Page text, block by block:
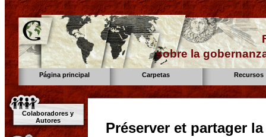
sobre la
Página principal Carpetas Recursos
Colaboradores y
Autores
Préserver et partager